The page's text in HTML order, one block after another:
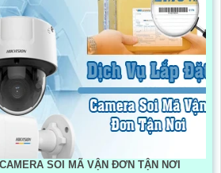
SOI MÃ VẬN ĐƠN TẬN NƠI